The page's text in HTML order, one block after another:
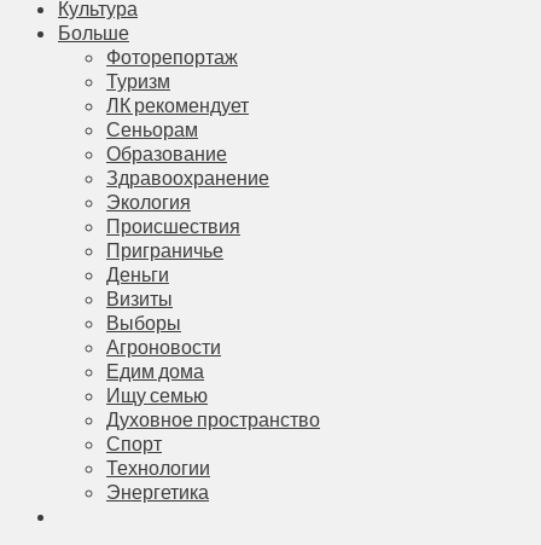
Культура
Больше
Фоторепортаж
Туризм
ЛК рекомендует
Сеньорам
Образование
Здравоохранение
Экология
Происшествия
Приграничье
Деньги
Визиты
Выборы
Агроновости
Едим дома
Ищу семью
Духовное пространство
Спорт
Технологии
Энергетика